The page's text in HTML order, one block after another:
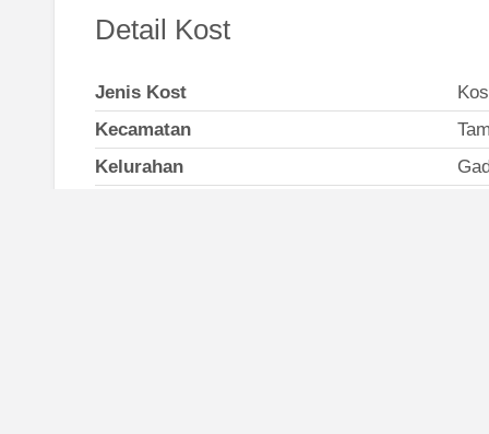
Detail Kost
Jenis Kost
Kecamatan
Kelurahan